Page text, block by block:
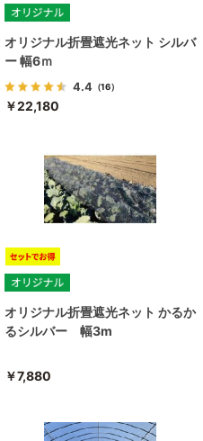
オリジナル折畳遮光ネット シルバ
ー 幅6ｍ
4.4 （16）
￥22,180
オリジナル折畳遮光ネット かるか
るシルバー 幅3m
￥7,880